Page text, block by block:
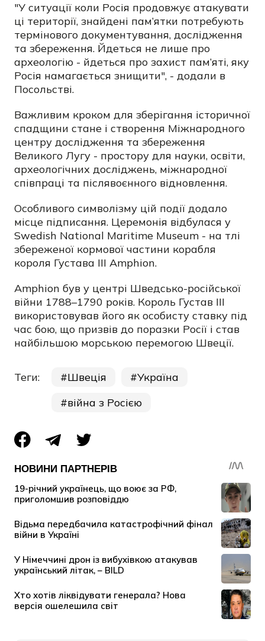
"У ситуації коли Росія продовжує атакувати
ці території, знайдені пам’ятки потребують
термінового документування, дослідження
та збереження. Йдеться не лише про
археологію - йдеться про захист пам’яті, яку
Росія намагається знищити", - додали в
Посольстві.
Важливим кроком для зберігання історичної
спадщини стане і створення Міжнародного
центру дослідження та збереження
Великого Лугу - простору для науки, освіти,
археологічних досліджень, міжнародної
співпраці та післявоєнного відновлення.
Особливого символізму цій події додало
місце підписання. Церемонія відбулася у
Swedish National Maritime Museum - на тлі
збереженої кормової частини корабля
короля Густава III Amphion.
Amphion був у центрі Шведсько-російської
війни 1788–1790 років. Король Густав III
використовував його як особисту ставку під
час бою, що призвів до поразки Росії і став
найбільшою морською перемогою Швеції.
Теги: Швеція
Україна
війна з Росією